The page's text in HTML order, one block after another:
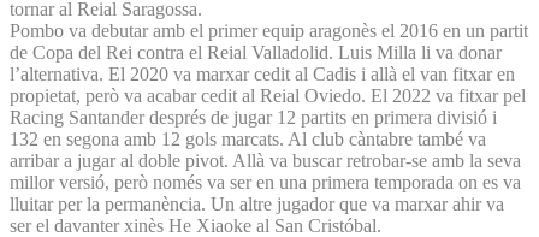
tornar al Reial Saragossa.
Pombo va debutar amb el primer equip aragonès el 2016 en un partit
de Copa del Rei contra el Reial Valladolid. Luis Milla li va donar
l’alternativa. El 2020 va marxar cedit al Cadis i allà el van fitxar en
propietat, però va acabar cedit al Reial Oviedo. El 2022 va fitxar pel
Racing Santander després de jugar 12 partits en primera divisió i
132 en segona amb 12 gols marcats. Al club càntabre també va
arribar a jugar al doble pivot. Allà va buscar retrobar-se amb la seva
millor versió, però només va ser en una primera temporada on es va
lluitar per la permanència. Un altre jugador que va marxar ahir va
ser el davanter xinès He Xiaoke al San Cristóbal.